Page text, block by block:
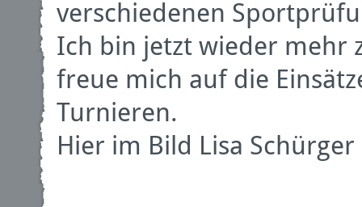
verschiedenen
Ich bin jetzt wieder mehr
freue mich auf die
Turnieren.
Hier im Bild Lisa